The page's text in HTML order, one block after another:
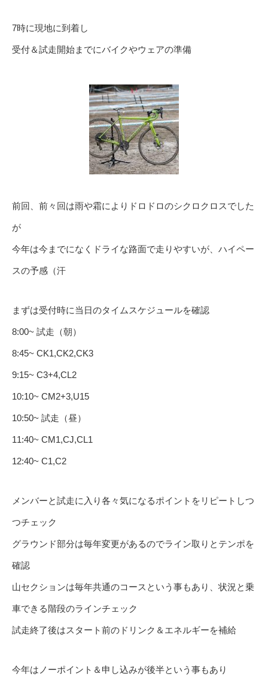
7時に現地に到着し
受付＆試走開始までにバイクやウェアの準備
前回、前々回は雨や霜によりドロドロのシクロクロスでした
が
今年は今までになくドライな路面で走りやすいが、ハイペー
スの予感（汗
まずは受付時に当日のタイムスケジュールを確認
8:00~ 試走（朝）
8:45~ CK1,CK2,CK3
9:15~ C3+4,CL2
10:10~ CM2+3,U15
10:50~ 試走（昼）
11:40~ CM1,CJ,CL1
12:40~ C1,C2
メンバーと試走に入り各々気になるポイントをリピートしつ
つチェック
グラウンド部分は毎年変更があるのでライン取りとテンポを
確認
山セクションは毎年共通のコースという事もあり、状況と乗
車できる階段のラインチェック
試走終了後はスタート前のドリンク＆エネルギーを補給
今年はノーポイント＆申し込みが後半という事もあり